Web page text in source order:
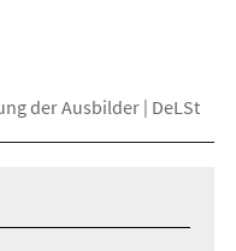
der Ausbilder | DeLSt